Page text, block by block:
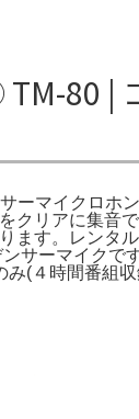
80 |
ーマイクロ
リアに集音
す。レンタ
ーマイクで
(４時間番